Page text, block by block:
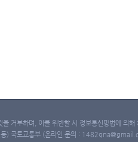
거부하며, 이를 위반할 시 정보통신망법에 의
) 국토교통부 (온라인 문의 :